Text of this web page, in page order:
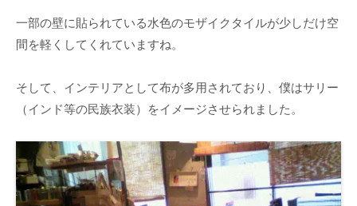
一部の壁に貼られている水色のモザイクタイルが少しだけ空
間を軽くしてくれていますね。
そして、インテリアとして布が多用されており、僕はサリー
（インド等の民族衣装）をイメージさせられました。